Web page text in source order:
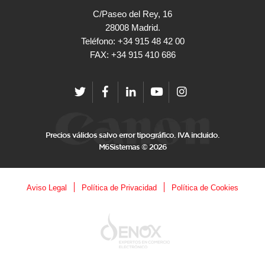
C/Paseo del Rey, 16
28008 Madrid.
Teléfono: +34 915 48 42 00
FAX: +34 915 410 686
Precios válidos salvo error tipográfico. IVA incluido.
M6Sistemas © 2026
Aviso Legal Política de Privacidad Política de Cookies